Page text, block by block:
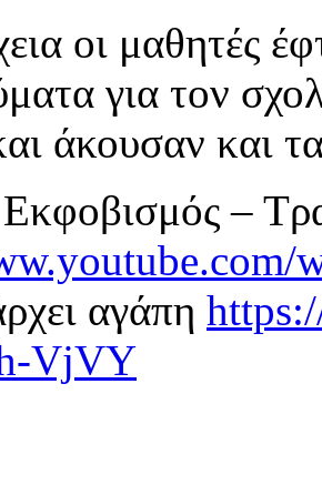
οι μαθητές
για τον
άκουσαν και
–
αγάπη
VjVY